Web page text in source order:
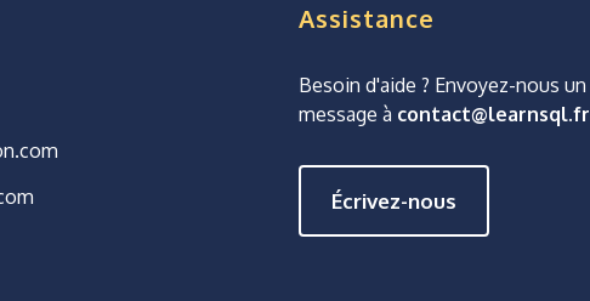
Assistance
Besoin d'aide ? Envoyez-nous un
message à contact@learnsql.fr
Écrivez-nous